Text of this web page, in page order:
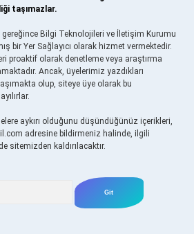
taşımazlar.
gereğince Bilgi Teknolojileri ve İletişim Kurumu
bir Yer Sağlayıcı olarak hizmet vermektedir.
proaktif olarak denetleme veya araştırma
Ancak, üyelerimiz yazdıkları
olup, siteye üye olarak bu
aykırı olduğunu düşündüğünüz içerikleri,
adresine bildirmeniz halinde, ilgili
sitemizden kaldırılacaktır.